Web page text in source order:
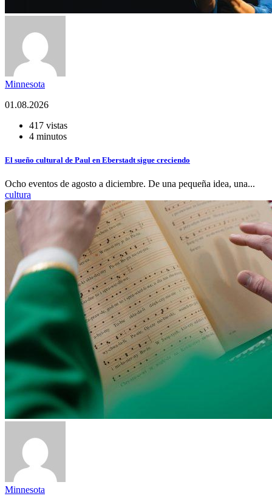
Minnesota
01.08.2026
417 vistas
4 minutos
El sueño cultural de Paul en Eberstadt sigue creciendo
Ocho eventos de agosto a diciembre. De una pequeña idea, una...
cultura
Minnesota